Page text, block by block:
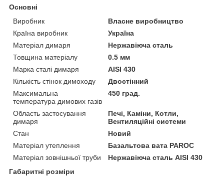
Основні
Виробник
Власне виробництво
Країна виробник
Україна
Матеріал димаря
Нержавіюча сталь
Товщина матеріалу
0.5 мм
Марка сталі димаря
AISI 430
Кількість стінок димоходу
Двостінний
Максимальна
температура димових газів
450 град.
Область застосування
димаря
Печі, Каміни, Котли,
Вентиляційні системи
Стан
Новий
Матеріал утеплення
Базальтова вата PAROC
Матеріал зовнішньої труби
Нержавіюча сталь AISI 430
Габаритні розміри